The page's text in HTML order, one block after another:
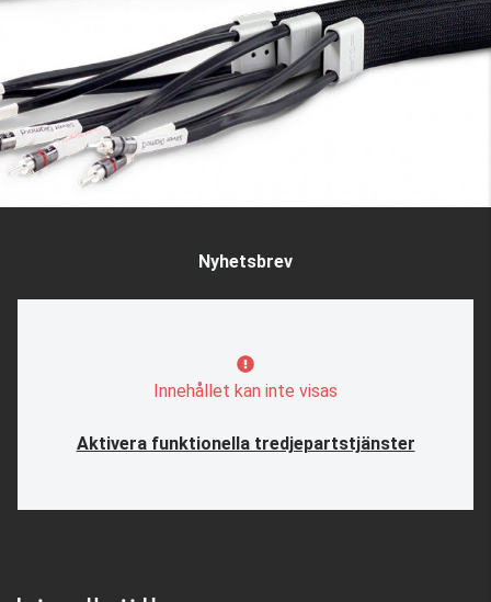
Nyhetsbrev
Innehållet kan inte visas
Aktivera funktionella tredjepartstjänster